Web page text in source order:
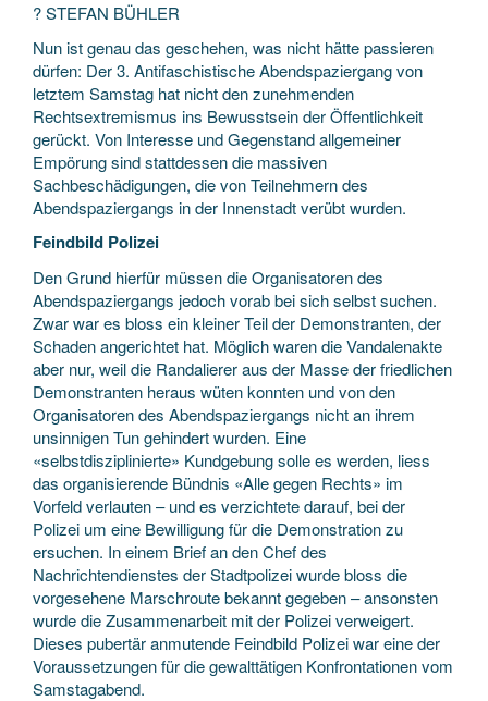
? STEFAN BÜHLER
Nun ist genau das geschehen, was nicht hätte passieren
dürfen: Der 3. Antifaschistische Abendspaziergang von
letztem Samstag hat nicht den zunehmenden
Rechtsextremismus ins Bewusstsein der Öffentlichkeit
gerückt. Von Interesse und Gegenstand allgemeiner
Empörung sind stattdessen die massiven
Sachbeschädigungen, die von Teilnehmern des
Abendspaziergangs in der Innenstadt verübt wurden.
Feindbild Polizei
Den Grund hierfür müssen die Organisatoren des
Abendspaziergangs jedoch vorab bei sich selbst suchen.
Zwar war es bloss ein kleiner Teil der Demonstranten, der
Schaden angerichtet hat. Möglich waren die Vandalenakte
aber nur, weil die Randalierer aus der Masse der friedlichen
Demonstranten heraus wüten konnten und von den
Organisatoren des Abendspaziergangs nicht an ihrem
unsinnigen Tun gehindert wurden. Eine
«selbstdisziplinierte» Kundgebung solle es werden, liess
das organisierende Bündnis «Alle gegen Rechts» im
Vorfeld verlauten – und es verzichtete darauf, bei der
Polizei um eine Bewilligung für die Demonstration zu
ersuchen. In einem Brief an den Chef des
Nachrichtendienstes der Stadtpolizei wurde bloss die
vorgesehene Marschroute bekannt gegeben – ansonsten
wurde die Zusammenarbeit mit der Polizei verweigert.
Dieses pubertär anmutende Feindbild Polizei war eine der
Voraussetzungen für die gewalttätigen Konfrontationen vom
Samstagabend.